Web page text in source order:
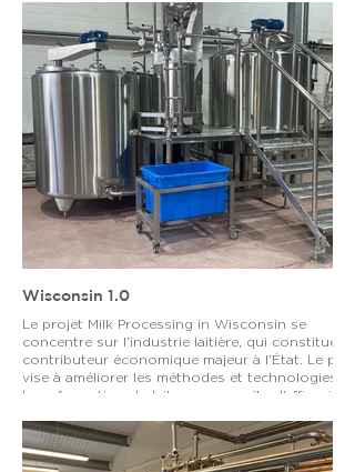
pour assurer la santé et le bien-être des vaches
de l'environnement.
Wisconsin 1.0
Le projet Milk Processing in Wisconsin se
concentre sur l’industrie laitière, qui constitue un
contributeur économique majeur à l’État. Le
vise à améliorer les méthodes et technologies de
transformation du lait pour accroître l’efficacité et
producteurs laitiers et aux consommateurs.